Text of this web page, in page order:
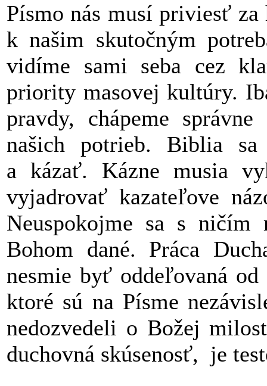
Písmo nás musí priviesť
k našim skutočným
vidíme sami seba cez
priority masovej kultúry.
pravdy, chápeme
našich potrieb. Biblia
a kázať. Kázne musia
vyjadrovať kazateľove
Neuspokojme sa s
Bohom dané. Práca
nesmie byť oddeľovaná
ktoré sú na Písme
nedozvedeli o Božej
duchovná skúsenosť, je